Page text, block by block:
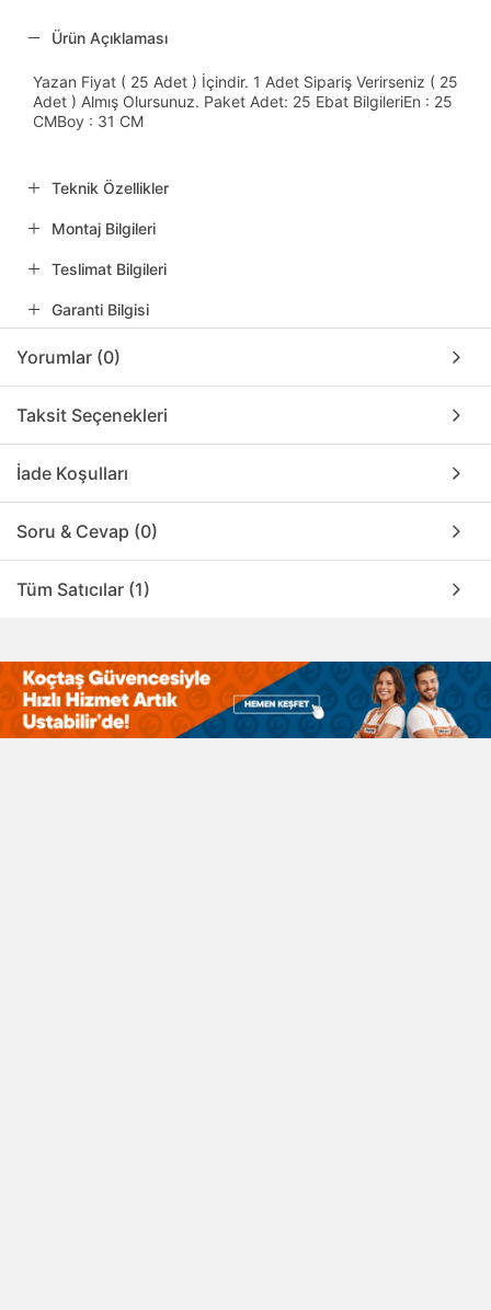
Ürün Açıklaması
Yazan Fiyat ( 25 Adet ) İçindir. 1 Adet Sipariş Verirseniz ( 25
Adet ) Almış Olursunuz. Paket Adet: 25 Ebat BilgileriEn : 25
CMBoy : 31 CM
Teknik Özellikler
Montaj Bilgileri
Teslimat Bilgileri
Garanti Bilgisi
Yorumlar (0)
Taksit Seçenekleri
İade Koşulları
Soru & Cevap (0)
Tüm Satıcılar (1)